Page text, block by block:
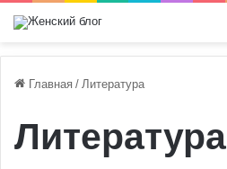
Главная / Литература
Литература